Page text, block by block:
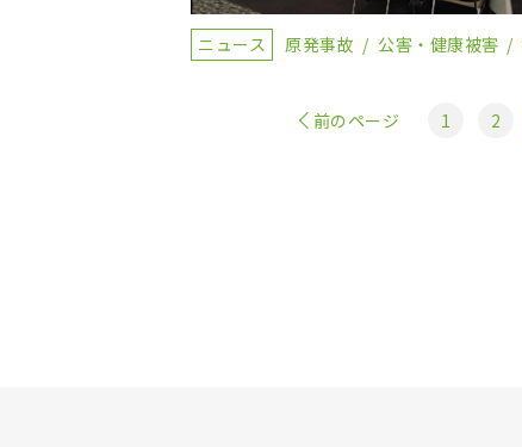
ニュース 原発事故 公害・健康被害
前のページ 1 2